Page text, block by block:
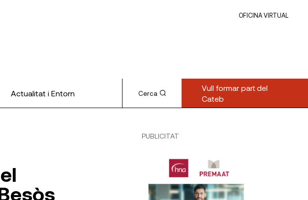
OFICINA VIRTUAL
Actualitat i Entorn Cerca
Vull formar part del
Cateb
PUBLICITAT